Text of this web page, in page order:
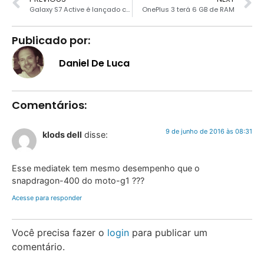
Galaxy S7 Active é lançado com exclusividade da AT&T OnePlus 3 terá 6 GB de RAM
Publicado por:
Daniel De Luca
Comentários:
klods dell disse: 9 de junho de 2016 às 08:31
Esse mediatek tem mesmo desempenho que o
snapdragon-400 do moto-g1 ???
Acesse para responder
Você precisa fazer o login para publicar um
comentário.